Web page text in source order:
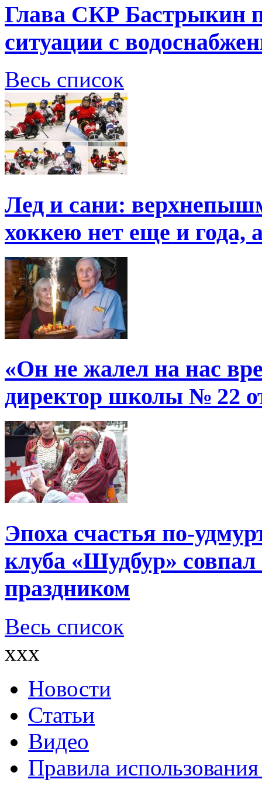
Глава СКР Бастрыкин
ситуации с
Весь список
Лед и сани:
хоккею нет еще и года,
«Он не жалел на нас
директор школы № 22
Эпоха счастья по-
клуба «Шудбур»
праздником
Весь список
xxx
Новости
Статьи
Видео
Правила